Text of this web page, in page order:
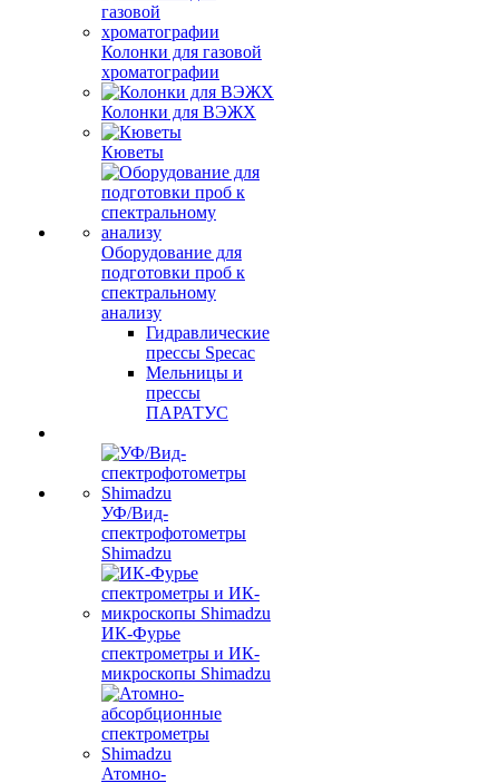
Колонки для газовой
хроматографии
Колонки для ВЭЖХ
Кюветы
Оборудование для
подготовки проб к
спектральному
анализу
Гидравлические
прессы Specac
Мельницы и
прессы
ПАРАТУС
УФ/Вид-
спектрофотометры
Shimadzu
ИК-Фурье
спектрометры и ИК-
микроскопы Shimadzu
Атомно-